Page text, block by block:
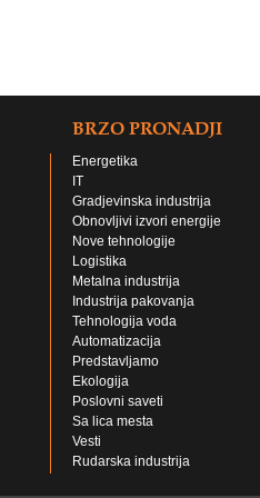
BRZO PRONADJI
Energetika
IT
Gradjevinska industrija
Obnovljivi izvori energije
Nove tehnologije
Logistika
Metalna industrija
Industrija pakovanja
Tehnologija voda
Automatizacija
Predstavljamo
Ekologija
Poslovni saveti
Sa lica mesta
Vesti
Rudarska industrija